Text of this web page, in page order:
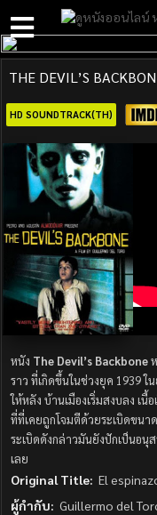
THE DEVIL’S
HD SOUNDTRACK(TH)
หนัง The Devil’s Backbone
ราว ที่เกิดขึ้นในช่วงยุค 1939 ใ
ให้หลัง บ้านเมืองเริ่มสงบลง เนื้
ที่ที่เคยถูกโจมตีด้วยระเบิดขน
ระเบิดดังกล่าวมันยังปักเป็นอ
เลย
Original Title: El
ผู้กำกับ: Guillermo del